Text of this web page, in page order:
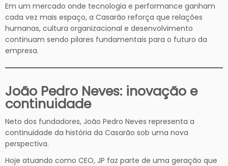
Em um mercado onde tecnologia e performance ganham
cada vez mais espaço, a Casarão reforça que relações
humanas, cultura organizacional e desenvolvimento
continuam sendo pilares fundamentais para o futuro da
empresa.
João Pedro Neves: inovação e
continuidade
Neto dos fundadores, João Pedro Neves representa a
continuidade da história da Casarão sob uma nova
perspectiva.
Hoje atuando como CEO, JP faz parte de uma geração que